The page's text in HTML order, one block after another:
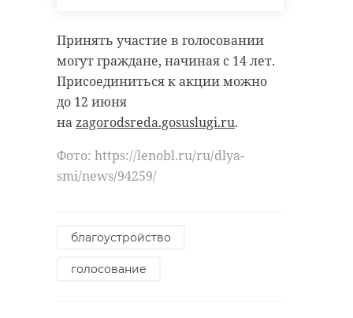
Принять участие в голосовании
могут граждане, начиная с 14 лет.
Присоединиться к акции можно
до 12 июня
наzagorodsreda.gosuslugi.ru.
Фото: https://lenobl.ru/ru/dlya-
smi/news/94259/
благоустройство
голосование
руках, калитки, за
которыми ждут.
Прошло 27 лет — она
ни разу не
передумала. Летом в
едет на велосипеде —
ветер в лицо, поля
автобусе. Она всегда
там ждут не пенсию